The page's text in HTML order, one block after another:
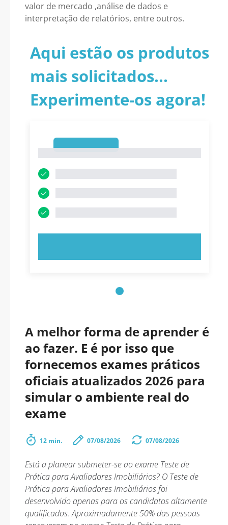
valor de mercado ,análise de dados e
interpretação de relatórios, entre outros.
Aqui estão os produtos
mais solicitados...
Experimente-os agora!
A melhor forma de aprender é
ao fazer. E é por isso que
fornecemos exames práticos
oficiais atualizados 2026 para
simular o ambiente real do
exame
12 min. 07/08/2026 07/08/2026
Está a planear submeter-se ao exame Teste de
Prática para Avaliadores Imobiliários? O Teste de
Prática para Avaliadores Imobiliários foi
desenvolvido apenas para os candidatos altamente
qualificados. Aproximadamente 50% das pessoas